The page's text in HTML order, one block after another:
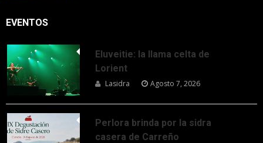
EVENTOS
Eluveitie: la llama celta de
Lorient
Lasidra Agosto 7, 2026
Perlora brinda por la sidra
casera de Carreño